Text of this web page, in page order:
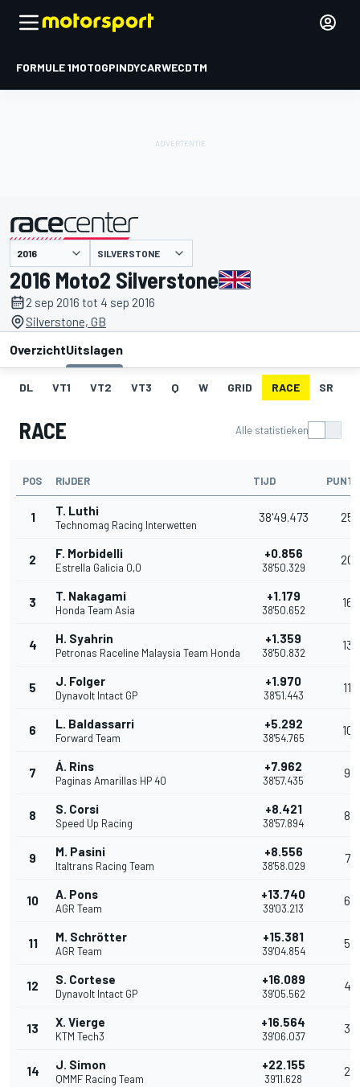
FORMULE 1MOTOGPINDYCARWECDTM
gepresenteerd door SILVERSTONE
2016 Moto2 Silverstone
2 sep 2016 tot 4 sep 2016
Silverstone, GB
OverzichtUitslagen
DL VT1 VT2 VT3 Q W GRID RACE SR
RACE Alle statistieken
POS RIJDER TIJD
1 T. Luthi
Technomag Racing Interwetten
38'49.473 25
2 F. Morbidelli
Estrella Galicia 0,0
+0.856
38'50.329
20
3 T. Nakagami
Honda Team Asia
+1.179
38'50.652
16
4 H. Syahrin
Petronas Raceline Malaysia Team Honda
+1.359
38'50.832
13
5 J. Folger
Dynavolt Intact GP
+1.970
38'51.443
11
6 L. Baldassarri
Forward Team
+5.292
38'54.765
10
7 Á. Rins
Paginas Amarillas HP 40
+7.962
38'57.435
9
8 S. Corsi
Speed Up Racing
+8.421
38'57.894
8
9 M. Pasini
Italtrans Racing Team
+8.556
38'58.029
7
10 A. Pons
AGR Team
+13.740
39'03.213
6
11 M. Schrötter
AGR Team
+15.381
39'04.854
5
12 S. Cortese
Dynavolt Intact GP
+16.089
39'05.562
4
13 X. Vierge
KTM Tech3
+16.564
39'06.037
3
14 J. Simon
QMMF Racing Team
+22.155
39'11.628
2